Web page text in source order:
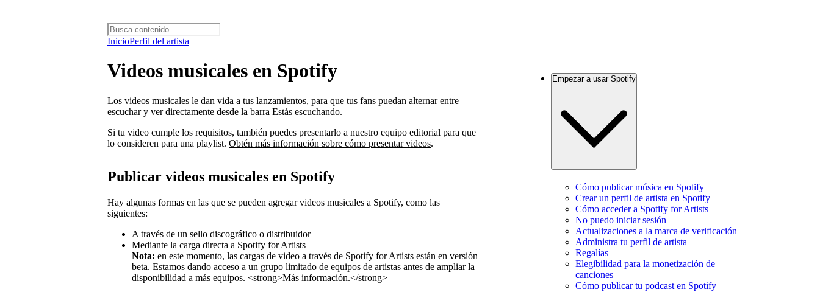
InicioPerfil del artista
Videos musicales en Spotify
Los videos musicales le dan vida a tus lanzamientos, para que tus fans puedan alternar entre
escuchar y ver directamente desde la barra Estás escuchando.
Si tu video cumple los requisitos, también puedes presentarlo a nuestro equipo editorial para que
lo consideren para una playlist. Obtén más información sobre cómo presentar videos.
Publicar videos musicales en Spotify
Hay algunas formas en las que se pueden agregar videos musicales a Spotify, como las
siguientes:
A través de un sello discográfico o distribuidor
Mediante la carga directa a Spotify for Artists
Nota: en este momento, las cargas de video a través de Spotify for Artists están en versión
beta. Estamos dando acceso a un grupo limitado de equipos de artistas antes de ampliar la
disponibilidad a más equipos. <strong>Más información.</strong>
Empezar a usar Spotify
Cómo publicar música en Spotify
Crear un perfil de artista en Spotify
Cómo acceder a Spotify for Artists
No puedo iniciar sesión
Actualizaciones a la marca de verificación
Administra tu perfil de artista
Regalías
Elegibilidad para la monetización de
canciones
Cómo publicar tu podcast en Spotify